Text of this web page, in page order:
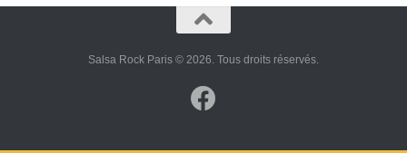
Salsa Rock Paris © 2026. Tous droits réservés.